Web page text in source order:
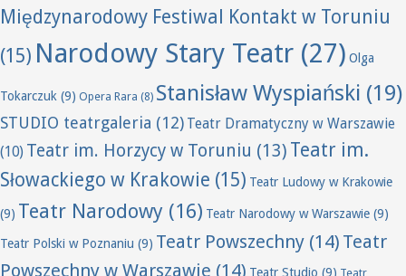
Międzynarodowy Festiwal Kontakt w Toruniu
(15) Narodowy Stary Teatr (27) Olga
Tokarczuk (9) Opera Rara (8) Stanisław Wyspiański (19)
STUDIO teatrgaleria (12) Teatr Dramatyczny w Warszawie
(10) Teatr im. Horzycy w Toruniu (13) Teatr im.
Słowackiego w Krakowie (15) Teatr Ludowy w Krakowie
(9) Teatr Narodowy (16) Teatr Narodowy w Warszawie (9)
Teatr Polski w Poznaniu (9) Teatr Powszechny (14) Teatr
Powszechny w Warszawie (14) Teatr Studio (9) Teatr